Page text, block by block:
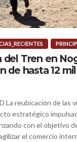
del Tren en
de hasta 12
La reubicación de las
estratégico
con el objetivo
el comercio